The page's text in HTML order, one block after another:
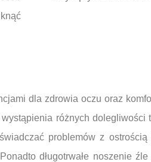
dla zdrowia oczu oraz
różnych dolegliwości
problemów z
długotrwałe noszenie